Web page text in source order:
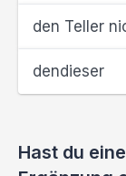
den Teller
dendieser
Hast du